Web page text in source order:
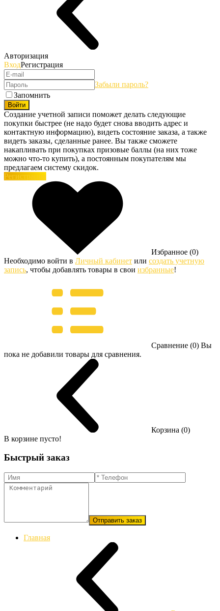
Авторизация
ВходРегистрация
Забыли пароль?
Запомнить
Войти
Создание учетной записи поможет делать следующие
покупки быстрее (не надо будет снова вводить адрес и
контактную информацию), видеть состояние заказа, а также
видеть заказы, сделанные ранее. Вы также сможете
накапливать при покупках призовые баллы (на них тоже
можно что-то купить), а постоянным покупателям мы
предлагаем систему скидок.
Регистрация
Избранное (0)
Необходимо войти в Личный кабинет или создать учетную
запись, чтобы добавлять товары в свои избранные!
Сравнение (0) Вы
пока не добавили товары для сравнения.
Корзина (0)
В корзине пусто!
Быстрый заказ
Отправить заказ
Главная